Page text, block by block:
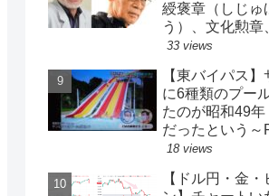
綬褒章（しじゅ
う）、文化勲章
者、芸術選奨…
33 views
【東バイパス
に6種類のプー
たのが昭和49年
だったという～
山崎くん」より
18 views
【ドル円・金